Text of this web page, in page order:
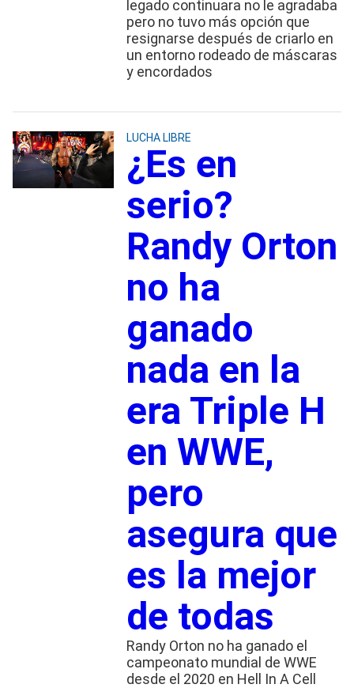
legado continuara no le agradaba
pero no tuvo más opción que
resignarse después de criarlo en
un entorno rodeado de máscaras
y encordados
LUCHA LIBRE
¿Es en
serio?
Randy Orton
no ha
ganado
nada en la
era Triple H
en WWE,
pero
asegura que
es la mejor
de todas
Randy Orton no ha ganado el
campeonato mundial de WWE
desde el 2020 en Hell In A Cell